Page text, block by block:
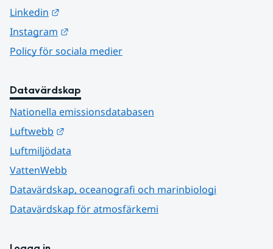
Linkedin
Instagram
Policy för sociala medier
Datavärdskap
Nationella emissionsdatabasen
Luftwebb
Luftmiljödata
VattenWebb
Datavärdskap, oceanografi och marinbiologi
Datavärdskap för atmosfärkemi